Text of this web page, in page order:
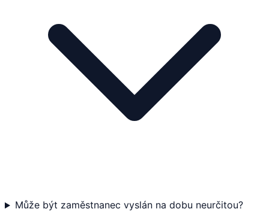
Může být zaměstnanec vyslán na dobu neurčitou?